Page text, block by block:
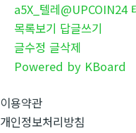
a5X_텔레@UPCOIN24
목록보기 답글쓰기
글수정 글삭제
Powered by KBoard
이용약관
개인정보처리방침